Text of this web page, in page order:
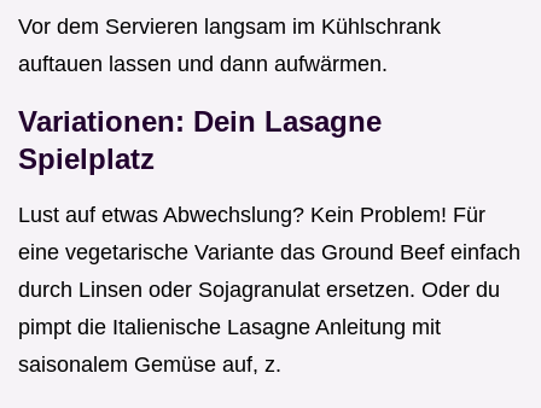
Vor dem Servieren langsam im Kühlschrank
auftauen lassen und dann aufwärmen.
Variationen: Dein Lasagne
Spielplatz
Lust auf etwas Abwechslung? Kein Problem! Für
eine vegetarische Variante das Ground Beef einfach
durch Linsen oder Sojagranulat ersetzen. Oder du
pimpt die Italienische Lasagne Anleitung mit
saisonalem Gemüse auf, z.